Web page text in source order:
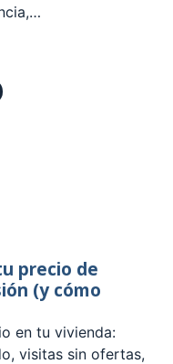
precio de
(y cómo
en tu vivienda:
visitas sin ofertas,